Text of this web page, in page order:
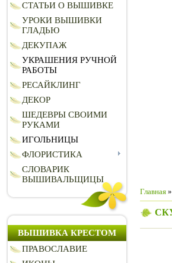
СТАТЬИ О ВЫШИВКЕ
УРОКИ ВЫШИВКИ
ГЛАДЬЮ
ДЕКУПАЖ
УКРАШЕНИЯ РУЧНОЙ
РАБОТЫ
РЕСАЙКЛИНГ
ДЕКОР
ШЕДЕВРЫ СВОИМИ
РУКАМИ
ИГОЛЬНИЦЫ
ФЛОРИСТИКА
СЛОВАРИК
ВЫШИВАЛЬЩИЦЫ
ВЫШИВКА КРЕСТОМ
ПРАВОСЛАВИЕ
Главная »